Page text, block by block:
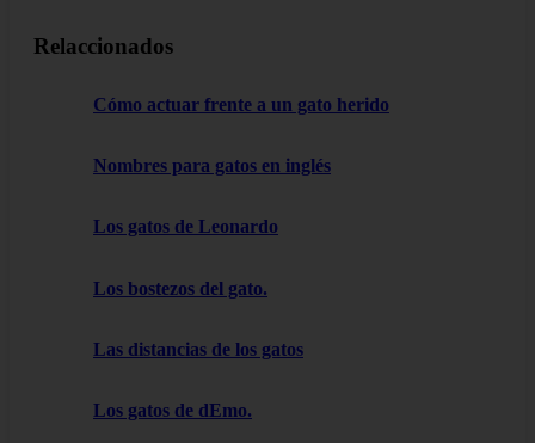
Relaccionados
Cómo actuar frente a un gato herido
Nombres para gatos en inglés
Los gatos de Leonardo
Los bostezos del gato.
Las distancias de los gatos
Los gatos de dEmo.